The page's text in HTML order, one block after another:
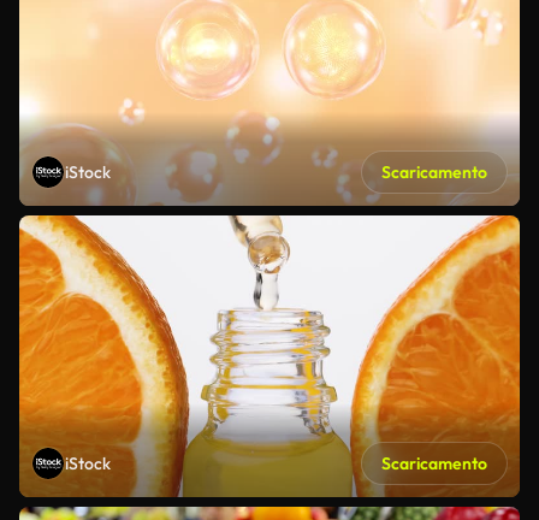
iStock Scaricamento
iStock Scaricamento